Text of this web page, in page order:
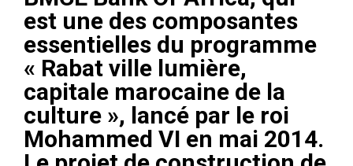
est une des composantes
essentielles du programme
« Rabat ville lumière,
capitale marocaine de la
culture », lancé par le roi
Mohammed VI en mai 2014.